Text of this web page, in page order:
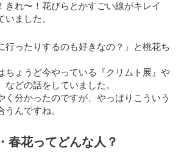
きれ〜！花びらとかすごい線がキレイ
いました。
行ったりするのも好きなの？」と桃花ち
ちょうど今やっている『クリムト展』や
などの話をしていました。
く分かったのですが、やっぱりこういう
んですね。
春花ってどんな人？